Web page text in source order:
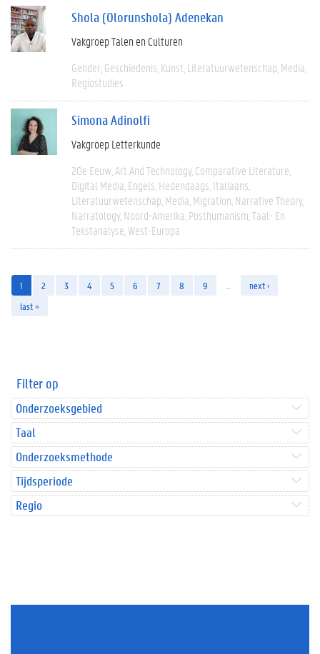
Shola (Olorunshola) Adenekan
Vakgroep Talen en Culturen
Gender Geschiedenis Kunst Literatuurwetenschap Media
Regiostudies
Simona Adinolfi
Vakgroep Letterkunde
20e Eeuw Art And Technology Comparative Literature
Digital Media Engels Hedendaags Italiaans
Literatuurwetenschap Media Migration Narrative Theory
Narratology Noord-Amerika Posthumanism Taal- En
Tekstanalyse West-Europa
1 2 3 4 5 6 7 8 9
next ›
last »
Filter op
Onderzoeksgebied
Taal
Onderzoeksmethode
Tijdsperiode
Regio